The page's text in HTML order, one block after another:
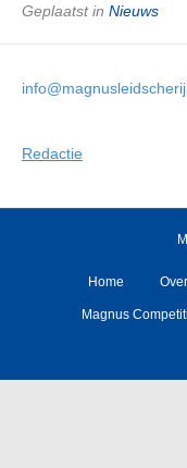
Geplaatst in Nieuws
Redactie
Home
Magnus